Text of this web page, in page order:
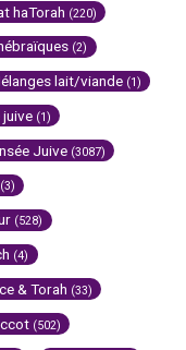
haTorah (220)
(2)
lait/viande (1)
juive (1)
Juive (3087)
(3)
(528)
(4)
& Torah (33)
(502)